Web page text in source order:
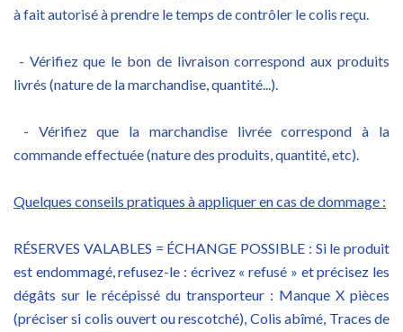
à fait autorisé à prendre le temps de contrôler le colis reçu.
- Vérifiez que le bon de livraison correspond aux produits
livrés (nature de la marchandise, quantité...).
- Vérifiez que la marchandise livrée correspond à la
commande effectuée (nature des produits, quantité, etc).
Quelques conseils pratiques à appliquer en cas de dommage :
RÉSERVES VALABLES = ÉCHANGE POSSIBLE : Si le produit
est endommagé, refusez-le : écrivez « refusé » et précisez les
dégâts sur le récépissé du transporteur : Manque X pièces
(préciser si colis ouvert ou rescotché), Colis abîmé, Traces de